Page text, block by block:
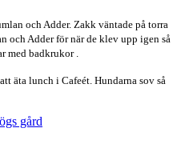
och Adder. Zakk väntade på torra
och Adder för när de klev upp igen så
med badkrukor .
äta lunch i Cafeét. Hundarna sov så
gård